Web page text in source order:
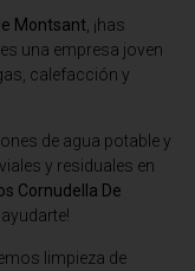
Montsant , ¡has
una empresa joven
calefacción y
de agua potable y
y residuales en
Cornudella De
limpieza de